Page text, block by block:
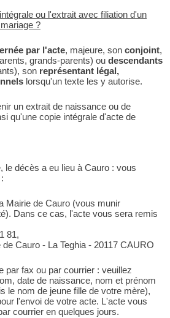
ou l'extrait avec filiation d'un
?
par l'acte, majeure, son conjoint,
grands-parents) ou descendants
son représentant légal,
lorsqu'un texte les y autorise.
un extrait de naissance ou de
qu'une copie intégrale d'acte de
le décès a eu lieu à Cauro : vous
Mairie de Cauro (vous munir
Dans ce cas, l'acte vous sera remis
81,
Cauro - La Teghia - 20117 CAURO
par fax ou par courrier : veuillez
date de naissance, nom et prénom
le nom de jeune fille de votre mère),
l'envoi de votre acte. L'acte vous
courrier en quelques jours.